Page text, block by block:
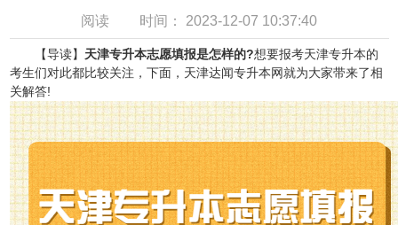
阅读 时间： 2023-12-07 10:37:40
【导读】 天津专升本志愿填报是怎样的?想要报考天津专升本的
考生们对此都比较关注，下面，天津达闻专升本网就为大家带来了相
关解答!